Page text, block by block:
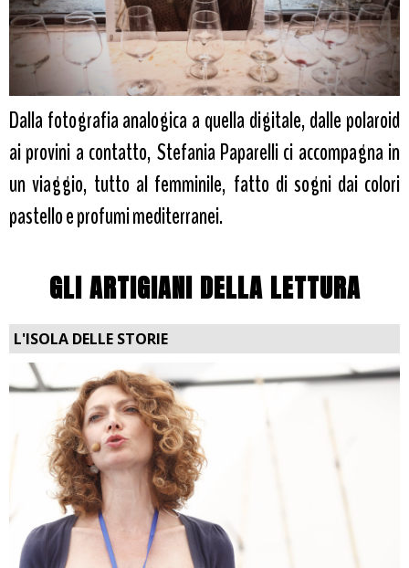
Dalla fotografia analogica a quella digitale, dalle polaroid
ai provini a contatto, Stefania Paparelli ci accompagna in
un viaggio, tutto al femminile, fatto di sogni dai colori
pastello e profumi mediterranei.
GLI ARTIGIANI DELLA LETTURA
L'ISOLA DELLE STORIE